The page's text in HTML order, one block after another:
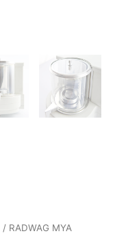
/ RADWAG MYA